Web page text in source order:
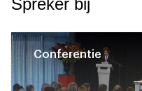
Conferentie